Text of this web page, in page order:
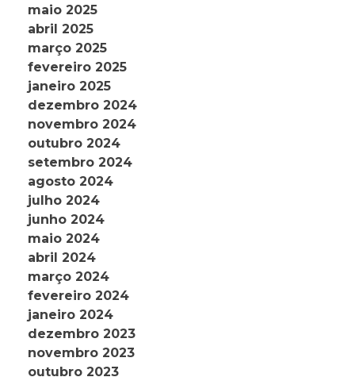
maio 2025
abril 2025
março 2025
fevereiro 2025
janeiro 2025
dezembro 2024
novembro 2024
outubro 2024
setembro 2024
agosto 2024
julho 2024
junho 2024
maio 2024
abril 2024
março 2024
fevereiro 2024
janeiro 2024
dezembro 2023
novembro 2023
outubro 2023